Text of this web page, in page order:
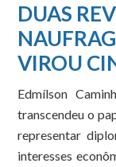
DUAS
VIROU
Edmílson
transcendeu o
representar
interesses